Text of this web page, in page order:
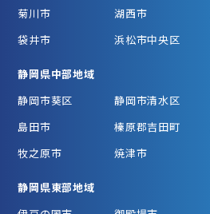
菊川市
湖西市
袋井市
浜松市中央区
静岡県中部地域
静岡市葵区
静岡市清水区
島田市
榛原郡吉田町
牧之原市
焼津市
静岡県東部地域